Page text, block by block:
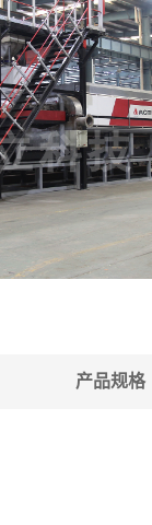
产品规格